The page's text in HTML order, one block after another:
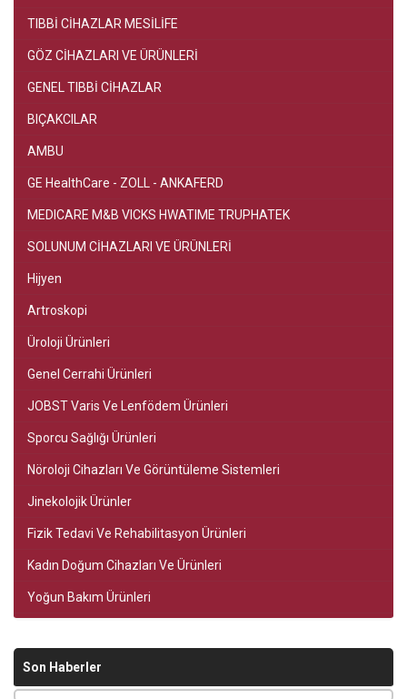
TIBBİ CİHAZLAR MESİLİFE
GÖZ CİHAZLARI VE ÜRÜNLERİ
GENEL TIBBİ CİHAZLAR
BIÇAKCILAR
AMBU
GE HealthCare - ZOLL - ANKAFERD
MEDICARE M&B VICKS HWATIME TRUPHATEK
SOLUNUM CİHAZLARI VE ÜRÜNLERİ
Hijyen
Artroskopi
Üroloji Ürünleri
Genel Cerrahi Ürünleri
JOBST Varis Ve Lenfödem Ürünleri
Sporcu Sağlığı Ürünleri
Nöroloji Cihazları Ve Görüntüleme Sistemleri
Jinekolojik Ürünler
Fizik Tedavi Ve Rehabilitasyon Ürünleri
Kadın Doğum Cihazları Ve Ürünleri
Yoğun Bakım Ürünleri
Son Haberler